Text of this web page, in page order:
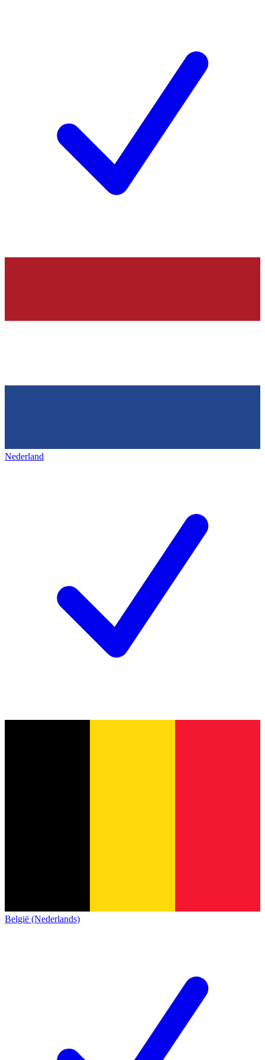
Nederland
België (Nederlands)